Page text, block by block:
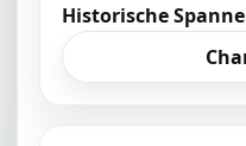
Historische